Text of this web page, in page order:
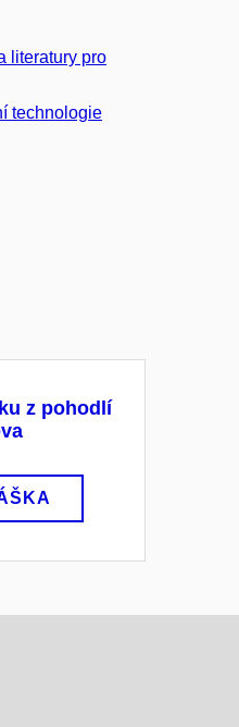
literatury pro
technologie
z pohodlí